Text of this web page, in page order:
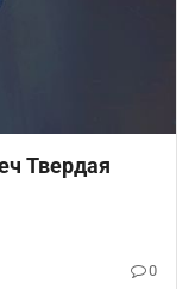
Твердая
0